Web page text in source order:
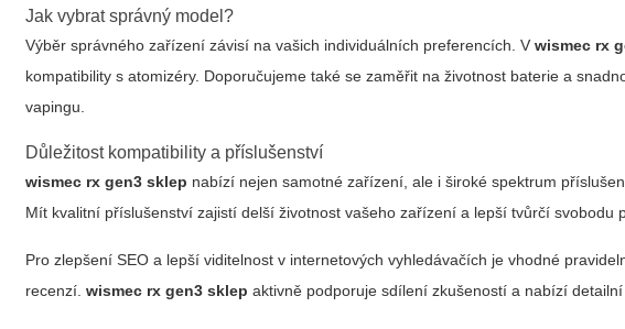
Jak vybrat správný model?
Výběr správného zařízení závisí na vašich individuálních preferencích. Vwismec rx
kompatibility s atomizéry. Doporučujeme také se zaměřit na životnost baterie a
vapingu.
Důležitost kompatibility a příslušenství
wismec rx gen3 sklep nabízí nejen samotné zařízení, ale i široké spektrum
Mít kvalitní příslušenství zajistí delší životnost vašeho zařízení a lepší tvůrčí svobodu
Pro zlepšení SEO a lepší viditelnost v internetových vyhledávačích je vhodné
recenzí.wismec rx gen3 sklep aktivně podporuje sdílení zkušeností a nabízí